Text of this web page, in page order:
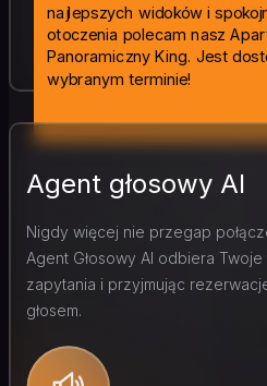
najlepszych widoków i
otoczenia polecam nasz
Panoramiczny King. Jest
wybranym terminie!
Agent głosowy AI
Nigdy więcej nie przegap
Agent Głosowy AI odbiera
zapytania i przyjmując
głosem.